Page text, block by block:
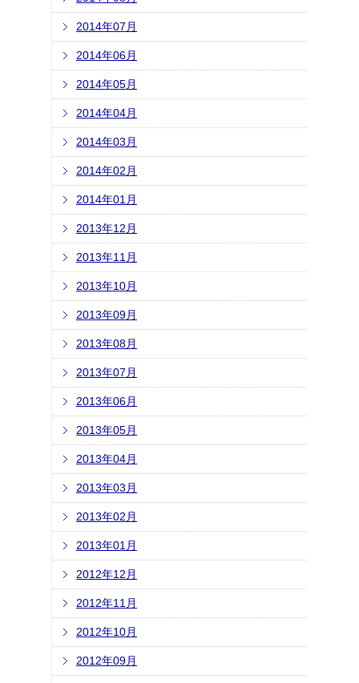
2014年07月
2014年06月
2014年05月
2014年04月
2014年03月
2014年02月
2014年01月
2013年12月
2013年11月
2013年10月
2013年09月
2013年08月
2013年07月
2013年06月
2013年05月
2013年04月
2013年03月
2013年02月
2013年01月
2012年12月
2012年11月
2012年10月
2012年09月